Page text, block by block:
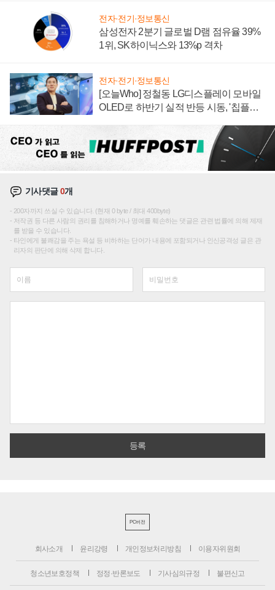
전자·전기·정보통신
삼성전자 2분기 글로벌 D램 점유율 39%
1위, SK하이닉스와 13%p 격차
전자·전기·정보통신
[오늘Who] 정철동 LG디스플레이 모바일
OLED로 하반기 실적 반등 시동, '칩플레
기사댓글0개
200자까지 쓰실 수 있습니다. (현재 0 byte / 최대 400byte)
저작권 등 다른 사람의 권리를 침해하거나 명예를 훼손하는 댓글은 관련 법률에 의해 제재
를 받을 수 있습니다.
타인에게 불쾌감을 주는 욕설 등 비하하는 단어가 내용에 포함되거나 인신공격성 글은 관
리자의 판단에 의해 삭제 합니다.
PC버전
회사소개 윤리강령 개인정보처리방침 이용자위원회
청소년보호정책 정정·반론보도 기사심의규정 불편신고